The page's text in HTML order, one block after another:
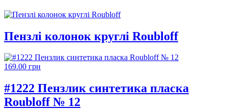
Пензлі колонок круглі Roubloff
169.00 грн
#1222 Пензлик синтетика пласка
Roubloff № 12